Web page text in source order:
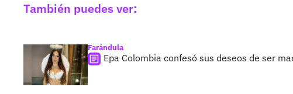
También puedes ver:
Farándula
Epa Colombia confesó sus deseos de ser